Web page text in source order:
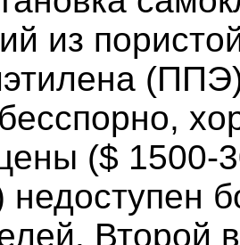
из
($ 1500-
недоступен
Второй